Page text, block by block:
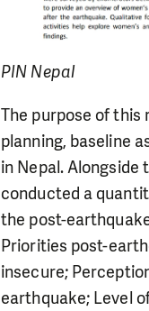
PIN Nepal
The purpose of
planning, baseline
in Nepal.
conducted a
the post-
Priorities post-
insecure;
earthquake; Level